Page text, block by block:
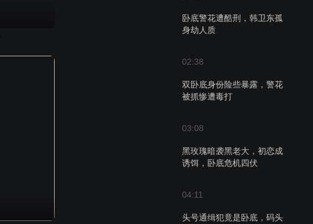
卧底警花遭酷刑，韩卫东孤
身劫人质
02:38
双卧底身份险些暴露，警花
被抓惨遭毒打
03:08
黑玫瑰暗袭黑老大，初恋成
诱饵，卧底危机四伏
04:11
头号通缉犯竟是卧底，码头